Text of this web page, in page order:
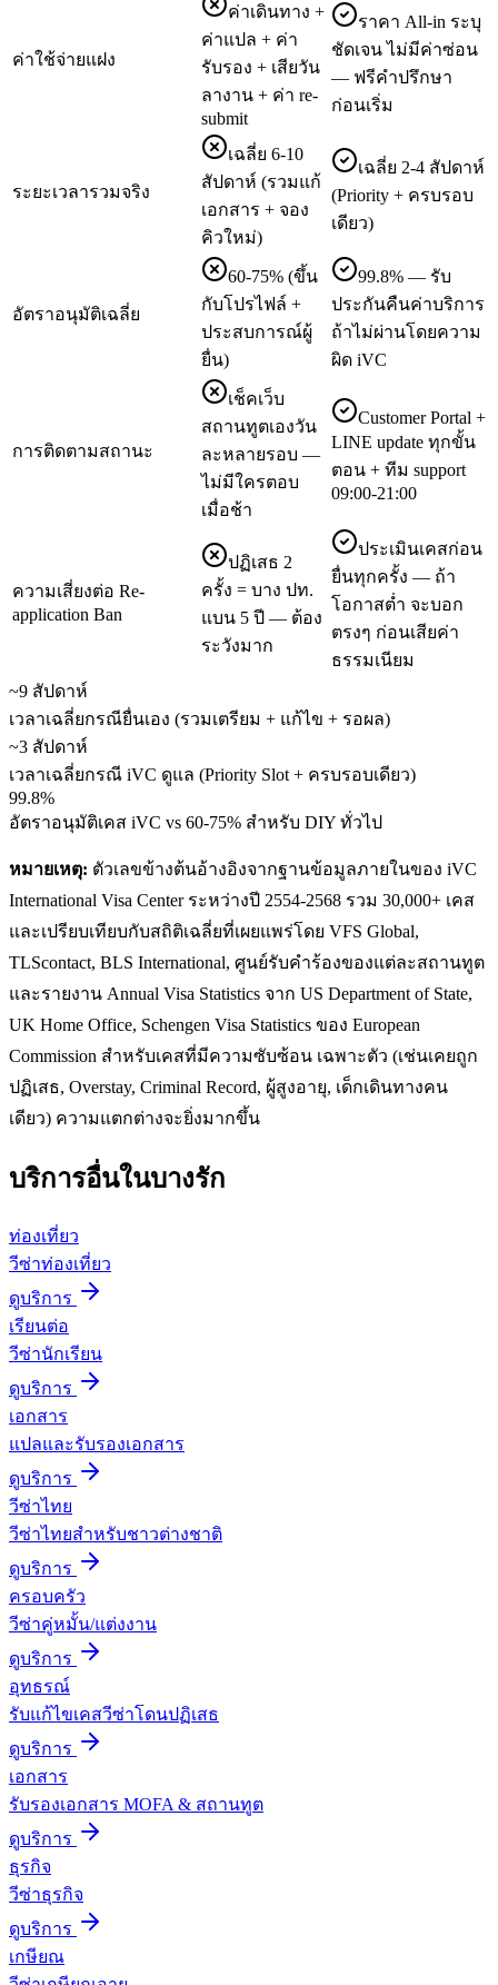
ค่าใช้จ่ายแฝง
ค่าเดินทาง +
ค่าแปล + ค่า
รับรอง + เสียวัน
ลางาน + ค่า re-
submit
ราคา All-in ระบุ
ชัดเจน ไม่มีค่าซ่อน
— ฟรีคำปรึกษา
ก่อนเริ่ม
ระยะเวลารวมจริง
เฉลี่ย 6-10
สัปดาห์ (รวมแก้
เอกสาร + จอง
คิวใหม่)
เฉลี่ย 2-4 สัปดาห์
(Priority + ครบรอบ
เดียว)
อัตราอนุมัติเฉลี่ย
60-75% (ขึ้น
กับโปรไฟล์ +
ประสบการณ์ผู้
ยื่น)
99.8% — รับ
ประกันคืนค่าบริการ
ถ้าไม่ผ่านโดยความ
ผิด iVC
การติดตามสถานะ
เช็คเว็บ
สถานทูตเองวัน
ละหลายรอบ —
ไม่มีใครตอบ
เมื่อช้า
Customer Portal +
LINE update ทุกขั้น
ตอน + ทีม support
09:00-21:00
ความเสี่ยงต่อ Re-
application Ban
ปฏิเสธ 2
ครั้ง = บาง ปท.
แบน 5 ปี — ต้อง
ระวังมาก
ประเมินเคสก่อน
ยื่นทุกครั้ง — ถ้า
โอกาสต่ำ จะบอก
ตรงๆ ก่อนเสียค่า
ธรรมเนียม
~9 สัปดาห์
เวลาเฉลี่ยกรณียื่นเอง (รวมเตรียม + แก้ไข + รอผล)
~3 สัปดาห์
เวลาเฉลี่ยกรณี iVC ดูแล (Priority Slot + ครบรอบเดียว)
99.8%
อัตราอนุมัติเคส iVC vs 60-75% สำหรับ DIY ทั่วไป
หมายเหตุ: ตัวเลขข้างต้นอ้างอิงจากฐานข้อมูลภายในของ iVC
International Visa Center ระหว่างปี 2554-2568 รวม 30,000+ เคส
และเปรียบเทียบกับสถิติเฉลี่ยที่เผยแพร่โดย VFS Global,
TLScontact, BLS International, ศูนย์รับคำร้องของแต่ละสถานทูต
และรายงาน Annual Visa Statistics จาก US Department of State,
UK Home Office, Schengen Visa Statistics ของ European
Commission สำหรับเคสที่มีความซับซ้อน เฉพาะตัว (เช่นเคยถูก
ปฏิเสธ, Overstay, Criminal Record, ผู้สูงอายุ, เด็กเดินทางคน
เดียว) ความแตกต่างจะยิ่งมากขึ้น
บริการอื่นในบางรัก
ท่องเที่ยว
วีซ่าท่องเที่ยว
ดูบริการ
เรียนต่อ
วีซ่านักเรียน
ดูบริการ
เอกสาร
แปลและรับรองเอกสาร
ดูบริการ
วีซ่าไทย
วีซ่าไทยสำหรับชาวต่างชาติ
ดูบริการ
ครอบครัว
วีซ่าคู่หมั้น/แต่งงาน
ดูบริการ
อุทธรณ์
รับแก้ไขเคสวีซ่าโดนปฏิเสธ
ดูบริการ
เอกสาร
รับรองเอกสาร MOFA & สถานทูต
ดูบริการ
ธุรกิจ
วีซ่าธุรกิจ
ดูบริการ
เกษียณ